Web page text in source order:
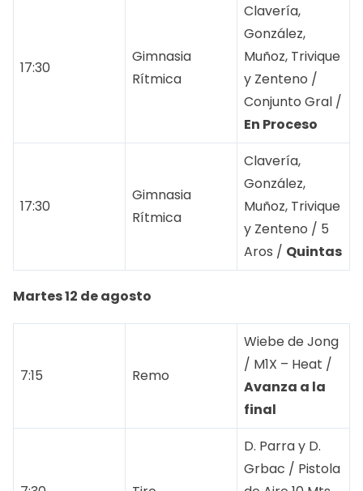
17:30
Gimnasia
Rítmica
Clavería,
González,
Muñoz, Trivique
y Zenteno /
Conjunto Gral /
En Proceso
17:30
Gimnasia
Rítmica
Clavería,
González,
Muñoz, Trivique
y Zenteno / 5
Aros / Quintas
Martes 12 de agosto
7:15 Remo
Wiebe de Jong
/ M1X – Heat /
Avanza a la
final
D. Parra y D.
Grbac / Pistola